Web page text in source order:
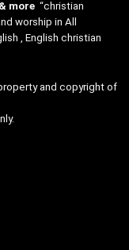
more “christian
worship in All
, English christian
and copyright of